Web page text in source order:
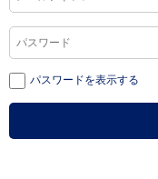
パスワードを表示する